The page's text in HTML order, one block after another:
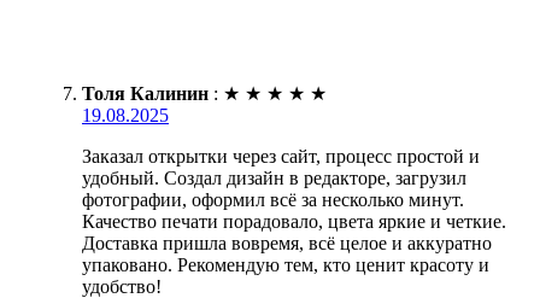
Толя Калинин : ★ ★ ★ ★ ★
19.08.2025
Заказал открытки через сайт, процесс простой и
удобный. Создал дизайн в редакторе, загрузил
фотографии, оформил всё за несколько минут.
Качество печати порадовало, цвета яркие и четкие.
Доставка пришла вовремя, всё целое и аккуратно
упаковано. Рекомендую тем, кто ценит красоту и
удобство!